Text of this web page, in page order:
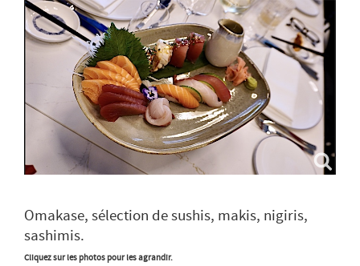
Omakase, sélection de sushis, makis, nigiris,
sashimis.
Cliquez sur les photos pour les agrandir.